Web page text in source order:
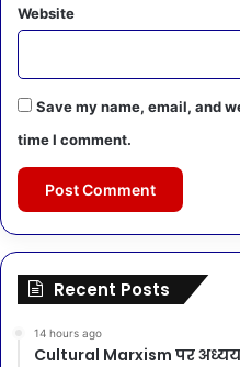
Website
Save my name, email, and
time I comment.
Recent Posts
14 hours ago
Cultural Marxism पर